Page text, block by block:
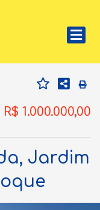
R$ 1.000.000,00
Jardim